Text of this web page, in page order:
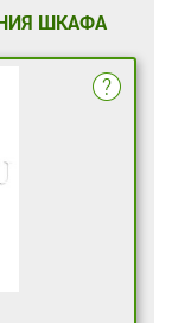
ШКАФА